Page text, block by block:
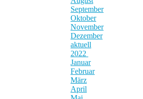
September
Oktober
November
Dezember
aktuell
2022
Januar
Februar
März
April